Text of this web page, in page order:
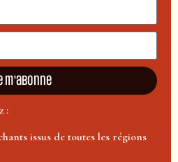
m'abonne
:
issus de toutes les régions